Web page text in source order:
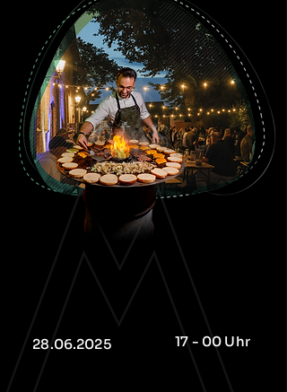
28.06.2025 17 - 00 Uhr